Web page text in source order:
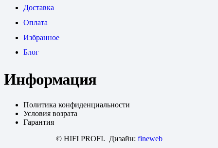
Доставка
Оплата
Избранное
Блог
Информация
Политика конфиденциальности
Условия возрата
Гарантия
© HIFI PROFI. Дизайн: fineweb